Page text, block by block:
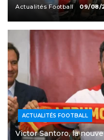
Actualités Football 09/08/
ACTUALITÉS FOOTBALL
Victor Santoro, la